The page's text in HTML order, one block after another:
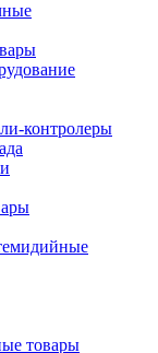
контролеры
товары